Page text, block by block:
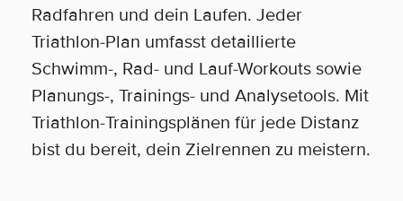
Radfahren und dein Laufen. Jeder
Triathlon-Plan umfasst detaillierte
Schwimm-, Rad- und Lauf-Workouts sowie
Planungs-, Trainings- und Analysetools. Mit
Triathlon-Trainingsplänen für jede Distanz
bist du bereit, dein Zielrennen zu meistern.